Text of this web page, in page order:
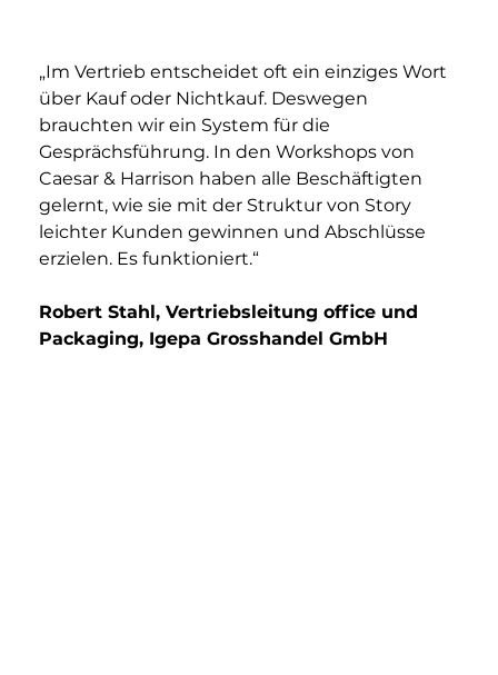
„Im Vertrieb entscheidet oft ein einziges Wort
über Kauf oder Nichtkauf. Deswegen
brauchten wir ein System für die
Gesprächsführung. In den Workshops von
Caesar & Harrison haben alle Beschäftigten
gelernt, wie sie mit der Struktur von Story
leichter Kunden gewinnen und Abschlüsse
erzielen. Es funktioniert.“
Robert Stahl, Vertriebsleitung office und
Packaging, Igepa Grosshandel GmbH